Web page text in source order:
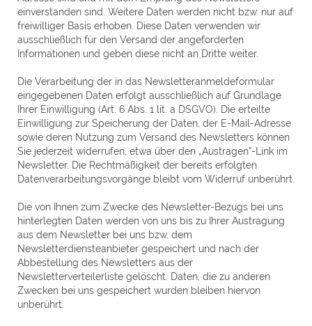
einverstanden sind. Weitere Daten werden nicht bzw. nur auf
freiwilliger Basis erhoben. Diese Daten verwenden wir
ausschließlich für den Versand der angeforderten
Informationen und geben diese nicht an Dritte weiter.
Die Verarbeitung der in das Newsletteranmeldeformular
eingegebenen Daten erfolgt ausschließlich auf Grundlage
Ihrer Einwilligung (Art. 6 Abs. 1 lit. a DSGVO). Die erteilte
Einwilligung zur Speicherung der Daten, der E-Mail-Adresse
sowie deren Nutzung zum Versand des Newsletters können
Sie jederzeit widerrufen, etwa über den „Austragen“-Link im
Newsletter. Die Rechtmäßigkeit der bereits erfolgten
Datenverarbeitungsvorgänge bleibt vom Widerruf unberührt.
Die von Ihnen zum Zwecke des Newsletter-Bezugs bei uns
hinterlegten Daten werden von uns bis zu Ihrer Austragung
aus dem Newsletter bei uns bzw. dem
Newsletterdiensteanbieter gespeichert und nach der
Abbestellung des Newsletters aus der
Newsletterverteilerliste gelöscht. Daten, die zu anderen
Zwecken bei uns gespeichert wurden bleiben hiervon
unberührt.